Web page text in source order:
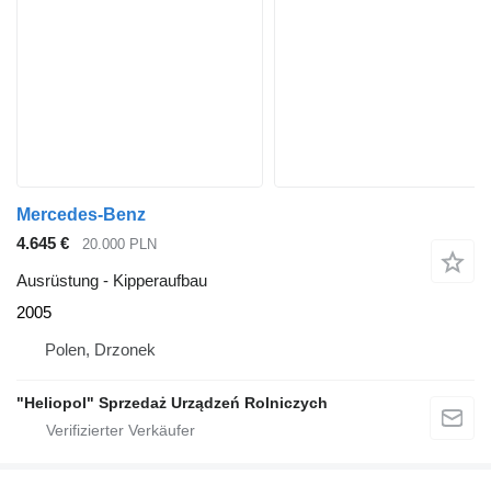
Mercedes-Benz
4.645 €
20.000 PLN
Ausrüstung - Kipperaufbau
2005
Polen, Drzonek
"Heliopol" Sprzedaż Urządzeń Rolniczych